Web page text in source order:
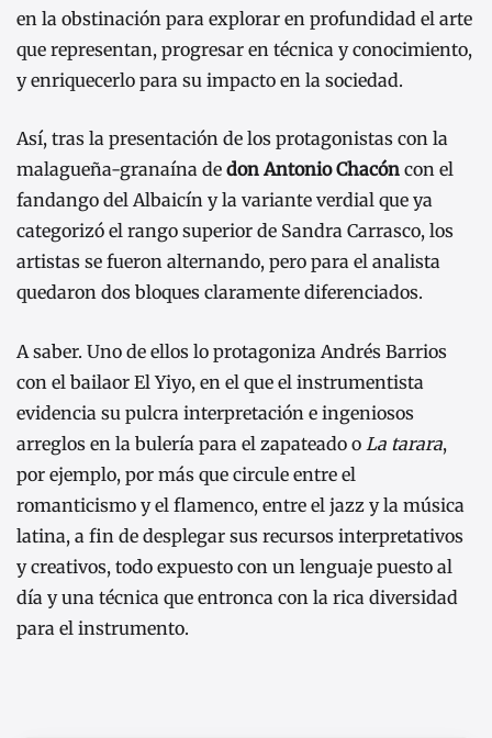
en la obstinación para explorar en profundidad el arte
que representan, progresar en técnica y conocimiento,
y enriquecerlo para su impacto en la sociedad.
Así, tras la presentación de los protagonistas con la
malagueña-granaína de don Antonio Chacón con el
fandango del Albaicín y la variante verdial que ya
categorizó el rango superior de Sandra Carrasco, los
artistas se fueron alternando, pero para el analista
quedaron dos bloques claramente diferenciados.
A saber. Uno de ellos lo protagoniza Andrés Barrios
con el bailaor El Yiyo, en el que el instrumentista
evidencia su pulcra interpretación e ingeniosos
arreglos en la bulería para el zapateado o La tarara,
por ejemplo, por más que circule entre el
romanticismo y el flamenco, entre el jazz y la música
latina, a fin de desplegar sus recursos interpretativos
y creativos, todo expuesto con un lenguaje puesto al
día y una técnica que entronca con la rica diversidad
para el instrumento.